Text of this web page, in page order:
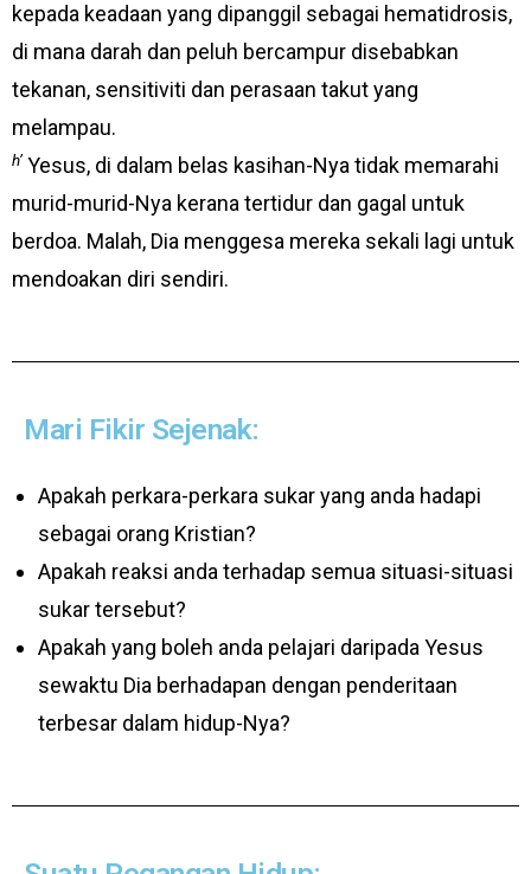
kepada keadaan yang dipanggil sebagai hematidrosis,
di mana darah dan peluh bercampur disebabkan
tekanan, sensitiviti dan perasaan takut yang
melampau.
h’ Yesus, di dalam belas kasihan-Nya tidak memarahi
murid-murid-Nya kerana tertidur dan gagal untuk
berdoa. Malah, Dia menggesa mereka sekali lagi untuk
mendoakan diri sendiri.
Mari Fikir Sejenak:
Apakah perkara-perkara sukar yang anda hadapi
sebagai orang Kristian?
Apakah reaksi anda terhadap semua situasi-situasi
sukar tersebut?
Apakah yang boleh anda pelajari daripada Yesus
sewaktu Dia berhadapan dengan penderitaan
terbesar dalam hidup-Nya?